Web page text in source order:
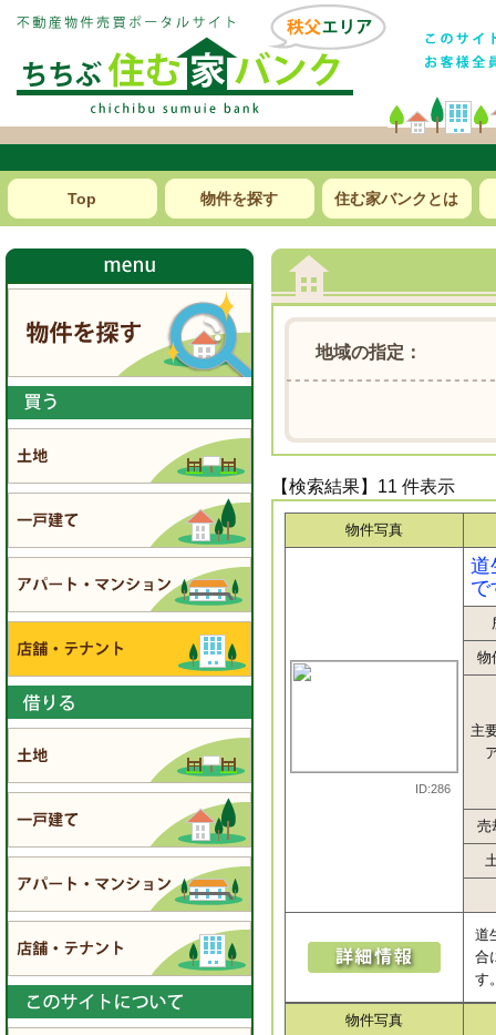
Top 物件を探す 住む家バンクとは
地域の指定：
【検索結果】11 件表示
物件写真
ID:286
道
で
物
主
売
道
合
す
物件写真